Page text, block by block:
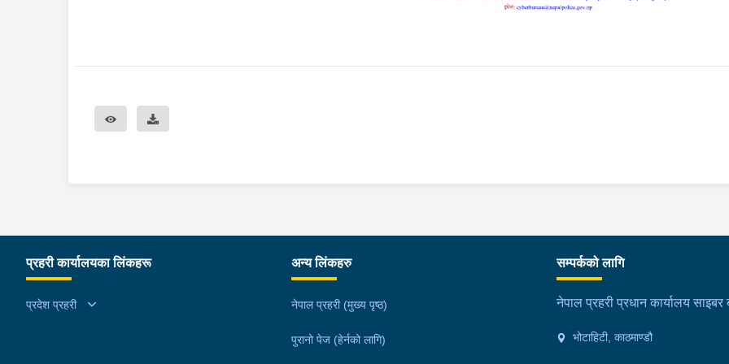
प्रहरी कार्यालयका लिंकहरू
प्रदेश प्रहरी
अन्य लिंकहरु
नेपाल प्रहरी (मुख्य पृष्ठ)
पुरानो पेज (हेर्नको लागि)
सम्पर्कको लागि
नेपाल प्रहरी प्रधान कार्यालय साइबर
भोटाहिटी, काठमाण्डौ